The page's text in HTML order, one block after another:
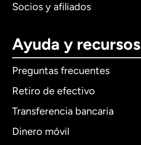
Socios y afiliados
Ayuda y recursos
Preguntas frecuentes
Retiro de efectivo
Transferencia bancaria
Dinero móvil